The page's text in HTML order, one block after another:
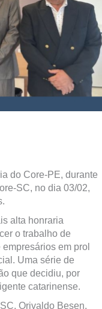
do Core-PE, durante
SC, no dia 03/02,
alta honraria
o trabalho de
em prol
Uma série de
que decidiu, por
catarinense.
Orivaldo Besen,